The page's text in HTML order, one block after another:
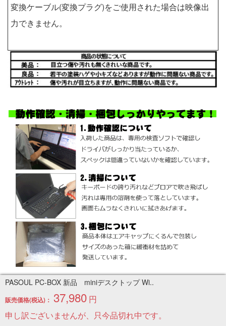
変換ケーブル(変換プラグ)をご使用された場合は映像出
力できません。
PASOUL PC-BOX 新品 miniデスクトップ Wi..
販売価格(税込)： 37,980 円
申し訳ございませんが、只今品切れ中です。